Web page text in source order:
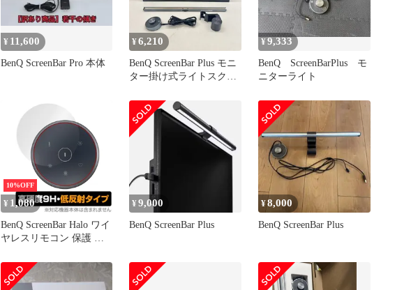
¥ 11,600
BenQ ScreenBar Pro 本体
¥6,210
BenQ ScreenBar Plus モニ
ター掛け式ライトスクリ
ライト monitor lamp]
【HNo.5950】
¥9,333
BenQ ScreenBarPlus モ
ニターライト
10%OFF
¥ 1,080
BenQ ScreenBar Halo ワイ
ヤレスリモコン 保護 フ
ベンキュー 9H 高硬度 反
射防止
¥9,000
BenQ ScreenBar Plus
¥8,000
BenQ ScreenBar Plus